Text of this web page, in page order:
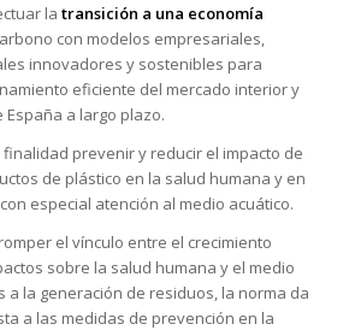
la transición a una economía
con modelos empresariales,
innovadores y sostenibles para
eficiente del mercado interior y
a largo plazo.
prevenir y reducir el impacto de
de plástico en la salud humana y en
especial atención al medio acuático.
el vínculo entre el crecimiento
sobre la salud humana y el medio
a la generación de residuos, la norma da
a las medidas de prevención en la